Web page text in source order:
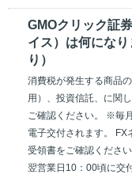
GMOクリック証
イス）は何にな
り）
消費税が発生する商品
用）、投資信託、に関
ご確認ください。 ※毎
電子交付されます。
受領書をご確認くださ
翌営業日10：00頃に交